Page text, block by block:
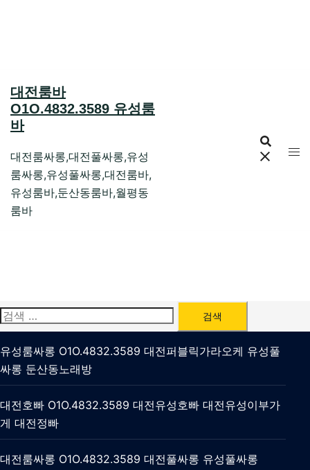
대전룸바
O1O.4832.3589 유성룸
바
대전룸싸롱,대전풀싸롱,유성
룸싸롱,유성풀싸롱,대전룸바,
유성룸바,둔산동룸바,월평동
룸바
검
색:
유성룸싸롱 O1O.4832.3589 대전퍼블릭가라오케 유성풀
싸롱 둔산동노래방
대전호빠 O1O.4832.3589 대전유성호빠 대전유성이부가
게 대전정빠
대전룸싸롱 O1O.4832.3589 대전풀싸롱 유성풀싸롱